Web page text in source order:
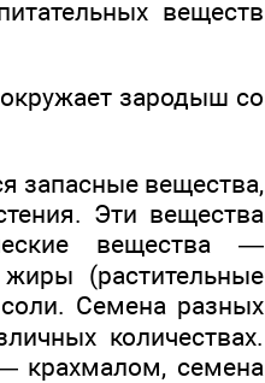
веществ
зародыш со
запасные вещества,
Эти вещества
вещества —
(растительные
Семена разных
количествах.
крахмалом, семена